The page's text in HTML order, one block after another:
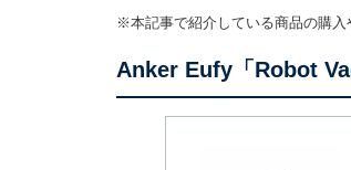
※本記事で紹介している商品の購入
Anker Eufy「Robot